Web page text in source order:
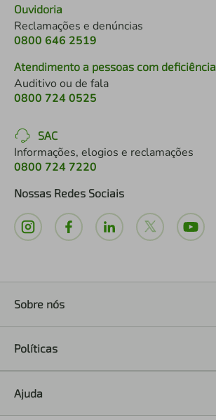
Ouvidoria
Reclamações e denúncias
0800 646 2519
Atendimento a pessoas com deficiência
Auditivo ou de fala
0800 724 0525
SAC
Informações, elogios e reclamações
0800 724 7220
Nossas Redes Sociais
Sobre nós
Políticas
Ajuda